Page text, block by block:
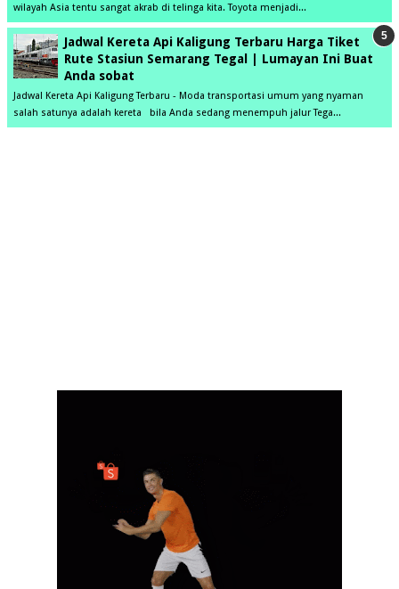
wilayah Asia tentu sangat akrab di telinga kita. Toyota menjadi...
Jadwal Kereta Api Kaligung Terbaru Harga Tiket
Rute Stasiun Semarang Tegal | Lumayan Ini Buat
Anda sobat
Jadwal Kereta Api Kaligung Terbaru - Moda transportasi umum yang nyaman
salah satunya adalah kereta bila Anda sedang menempuh jalur Tega...